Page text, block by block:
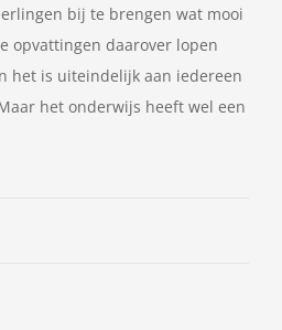
bij te brengen wat mooi
opvattingen daarover lopen
het is uiteindelijk aan iedereen
het onderwijs heeft wel een